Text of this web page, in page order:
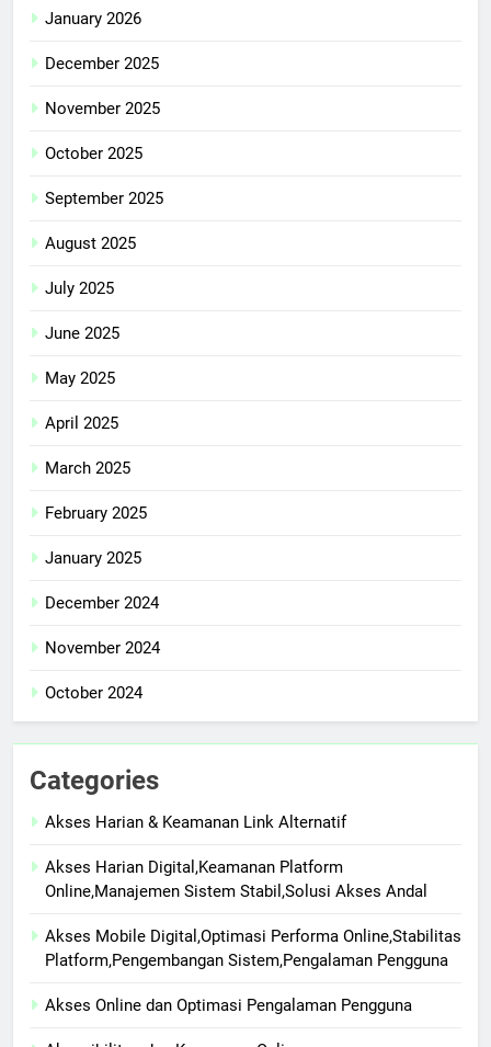
January 2026
December 2025
November 2025
October 2025
September 2025
August 2025
July 2025
June 2025
May 2025
April 2025
March 2025
February 2025
January 2025
December 2024
November 2024
October 2024
Categories
Akses Harian & Keamanan Link Alternatif
Akses Harian Digital,Keamanan Platform
Online,Manajemen Sistem Stabil,Solusi Akses Andal
Akses Mobile Digital,Optimasi Performa Online,Stabilitas
Platform,Pengembangan Sistem,Pengalaman Pengguna
Akses Online dan Optimasi Pengalaman Pengguna